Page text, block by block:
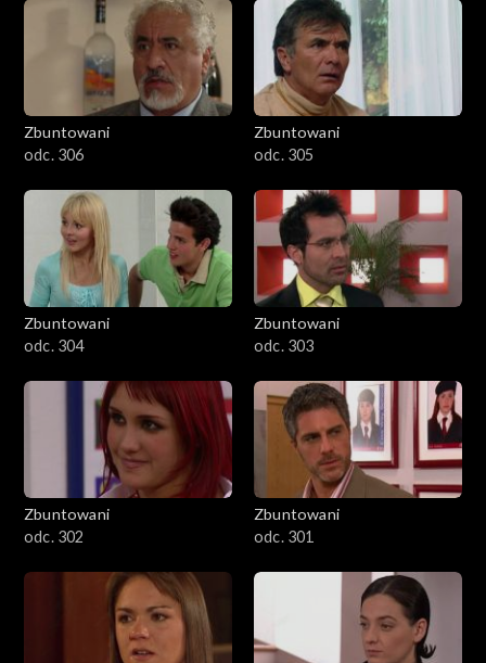
Zbuntowani
odc. 306
Zbuntowani
odc. 305
Zbuntowani
odc. 304
Zbuntowani
odc. 303
Zbuntowani
odc. 302
Zbuntowani
odc. 301